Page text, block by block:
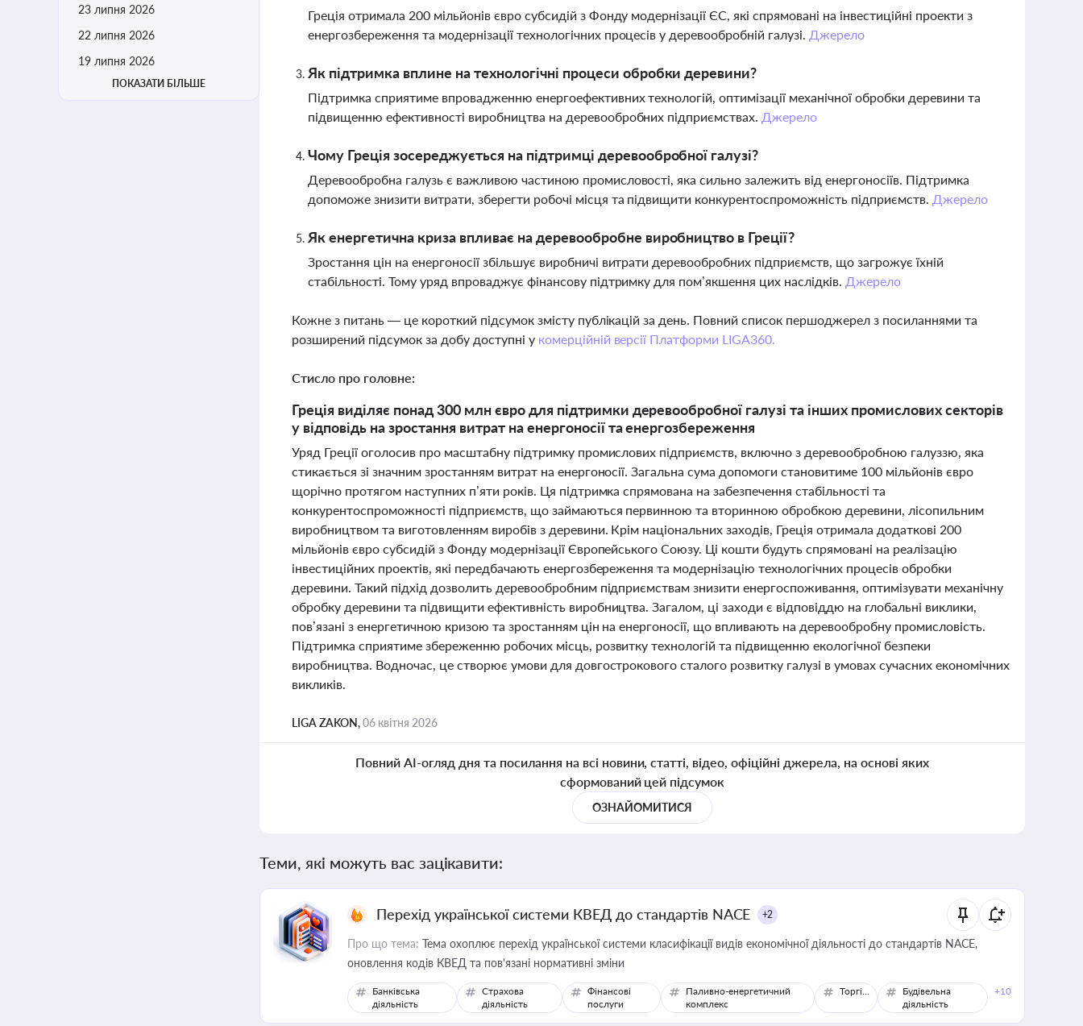
23 липня 2026
22 липня 2026
19 липня 2026
ПОКАЗАТИ БІЛЬШЕ
Греція отримала 200 мільйонів євро субсидій з Фонду модернізації ЄС, які спрямовані на інвестиційні проекти з
енергозбереження та модернізації технологічних процесів у деревообробній галузі. Джерело
Як підтримка вплине на технологічні процеси обробки деревини?
Підтримка сприятиме впровадженню енергоефективних технологій, оптимізації механічної обробки деревини та
підвищенню ефективності виробництва на деревообробних підприємствах. Джерело
Чому Греція зосереджується на підтримці деревообробної галузі?
Деревообробна галузь є важливою частиною промисловості, яка сильно залежить від енергоносіїв. Підтримка
допоможе знизити витрати, зберегти робочі місця та підвищити конкурентоспроможність підприємств. Джерело
Як енергетична криза впливає на деревообробне виробництво в Греції?
Зростання цін на енергоносії збільшує виробничі витрати деревообробних підприємств, що загрожує їхній
стабільності. Тому уряд впроваджує фінансову підтримку для пом’якшення цих наслідків. Джерело
Кожне з питань — це короткий підсумок змісту публікацій за день. Повний список першоджерел з посиланнями та
розширений підсумок за добу доступні у комерційній версії Платформи LIGA360.
Стисло про головне:
Греція виділяє понад 300 млн євро для підтримки деревообробної галузі та інших промислових секторів
у відповідь на зростання витрат на енергоносії та енергозбереження
Уряд Греції оголосив про масштабну підтримку промислових підприємств, включно з деревообробною галуззю, яка
стикається зі значним зростанням витрат на енергоносії. Загальна сума допомоги становитиме 100 мільйонів євро
щорічно протягом наступних п’яти років. Ця підтримка спрямована на забезпечення стабільності та
конкурентоспроможності підприємств, що займаються первинною та вторинною обробкою деревини, лісопильним
виробництвом та виготовленням виробів з деревини. Крім національних заходів, Греція отримала додаткові 200
мільйонів євро субсидій з Фонду модернізації Європейського Союзу. Ці кошти будуть спрямовані на реалізацію
інвестиційних проектів, які передбачають енергозбереження та модернізацію технологічних процесів обробки
деревини. Такий підхід дозволить деревообробним підприємствам знизити енергоспоживання, оптимізувати механічну
обробку деревини та підвищити ефективність виробництва. Загалом, ці заходи є відповіддю на глобальні виклики,
пов’язані з енергетичною кризою та зростанням цін на енергоносії, що впливають на деревообробну промисловість.
Підтримка сприятиме збереженню робочих місць, розвитку технологій та підвищенню екологічної безпеки
виробництва. Водночас, це створює умови для довгострокового сталого розвитку галузі в умовах сучасних економічних
викликів.
LIGA ZAKON,06 квітня 2026
Повний AI-огляд дня та посилання на всі новини, статті, відео, офіційні джерела, на основі яких
сформований цей підсумок
ОЗНАЙОМИТИСЯ
Теми, які можуть вас зацікавити:
Перехід української системи КВЕД до стандартів NACE +2
Про що тема: Тема охоплює перехід української системи класифікації видів економічної діяльності до стандартів NACE,
оновлення кодів КВЕД та пов'язані нормативні зміни
Банківська
діяльність
Страхова
діяльність
Фінансові
послуги
Паливно-енергетичний
комплекс
Торгівля
Будівельна
діяльність
+10